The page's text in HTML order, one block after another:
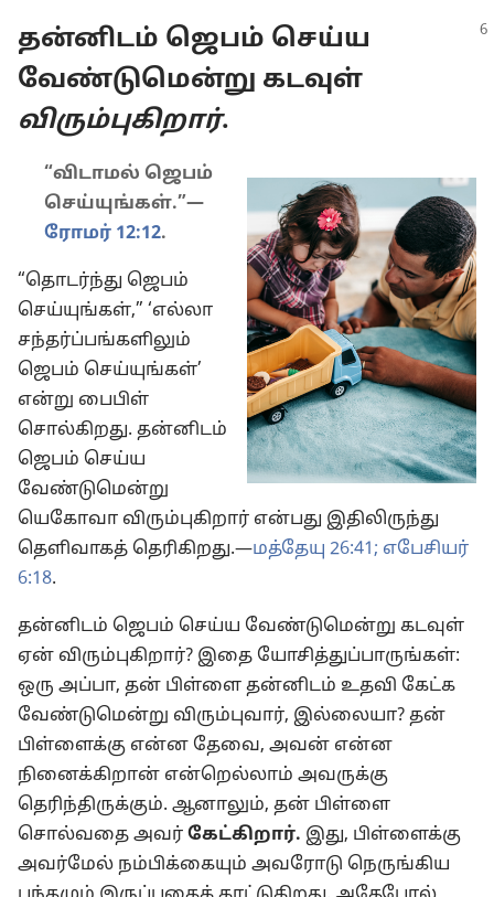
தன்னிடம் ஜெபம் செய்ய
வேண்டுமென்று கடவுள்
விரும்புகிறார்.
“விடாமல் ஜெபம்
செய்யுங்கள்.”—
ரோமர் 12:12.
“தொடர்ந்து ஜெபம்
செய்யுங்கள்,” ‘எல்லா
சந்தர்ப்பங்களிலும்
ஜெபம் செய்யுங்கள்’
என்று பைபிள்
சொல்கிறது. தன்னிடம்
ஜெபம் செய்ய
வேண்டுமென்று
யெகோவா விரும்புகிறார் என்பது இதிலிருந்து
தெளிவாகத் தெரிகிறது.—மத்தேயு 26:41; எபேசியர்
6:18.
தன்னிடம் ஜெபம் செய்ய வேண்டுமென்று கடவுள்
ஏன் விரும்புகிறார்? இதை யோசித்துப்பாருங்கள்:
ஒரு அப்பா, தன் பிள்ளை தன்னிடம் உதவி கேட்க
வேண்டுமென்று விரும்புவார், இல்லையா? தன்
பிள்ளைக்கு என்ன தேவை, அவன் என்ன
நினைக்கிறான் என்றெல்லாம் அவருக்கு
தெரிந்திருக்கும். ஆனாலும், தன் பிள்ளை
சொல்வதை அவர் கேட்கிறார். இது, பிள்ளைக்கு
அவர்மேல் நம்பிக்கையும் அவரோடு நெருங்கிய